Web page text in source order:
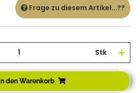
Frage zu diesem Artikel...??
Stk
In den Warenkorb